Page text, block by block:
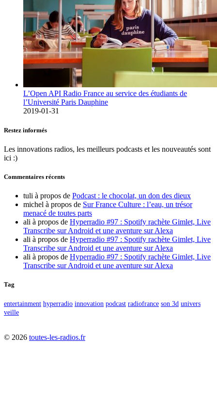
L’Open API Radio France au service des étudiants de
l’Université Paris Dauphine
2019-01-31
Restez informés
Les innovations radios, les meilleurs podcasts et les nouveautés sont
ici :)
Commentaires récents
tuli à propos de Podcast : le chocolat, un don des dieux
michel à propos de Sur France Culture : l’eau, un trésor
menacé de toutes parts
ali à propos de Hyperradio #97 : Spotify rachète Gimlet, Live
Transcribe sur Android et une aventure sur Alexa
ali à propos de Hyperradio #97 : Spotify rachète Gimlet, Live
Transcribe sur Android et une aventure sur Alexa
ali à propos de Hyperradio #97 : Spotify rachète Gimlet, Live
Transcribe sur Android et une aventure sur Alexa
Tag
entertainment hyperradio innovation podcast radiofrance son 3d univers
veille
© 2026 toutes-les-radios.fr